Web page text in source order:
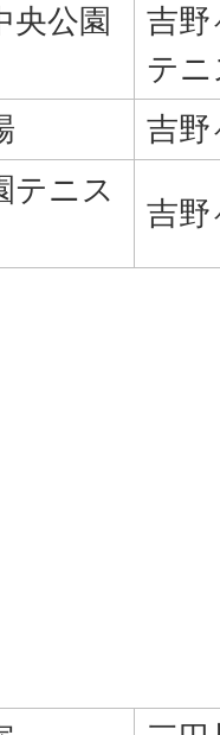
央公園
吉野
テ
吉野
テニス
吉野